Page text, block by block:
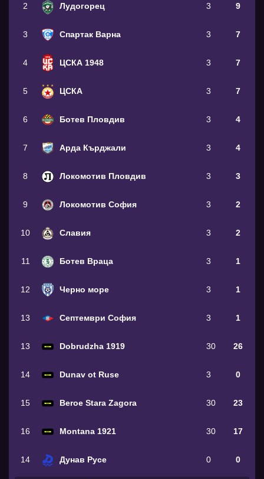
2 Лудогорец 3 9
3 Спартак Варна 3 7
4 ЦСКА 1948 3 7
5 ЦСКА 3 7
6 Ботев Пловдив 3 4
7 Арда Кърджали 3 4
8 Локомотив Пловдив 3 3
9 Локомотив София 3 2
10 Славия 3 2
11 Ботев Враца 3 1
12 Черно море 3 1
13 Септември София 3 1
13 Dobrudzha 1919 30 26
14 Dunav ot Ruse 3 0
15 Beroe Stara Zagora 30 23
16 Montana 1921 30 17
14 Дунав Русе 0 0